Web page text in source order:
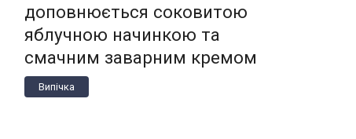
доповнюється соковитою
яблучною начинкою та
смачним заварним кремом
Випічка